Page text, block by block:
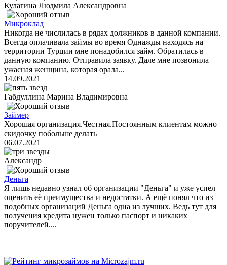
Кулагина Людмила Александровна
Микроклад
Никогда не числилась в рядах должников в данной компании.
Всегда оплачивала займы во время Однажды находясь на
территории Турции мне понадобился займ. Обратилась в
данную компанию. Отправила заявку. Дале мне позвонила
ужасная женщина, которая орала...
14.09.2021
Габдуллина Марина Владимировна
Займер
Хорошая организация.Честная.Постоянным клиентам можно
скидочку побольше делать
06.07.2021
Александр
Деньга
Я лишь недавно узнал об организации "Деньга" и уже успел
оценить её преимущества и недостатки. А ещё понял что из
подобных организаций Деньга одна из лучших. Ведь тут для
получения кредита нужен только паспорт и никаких
поручителей....